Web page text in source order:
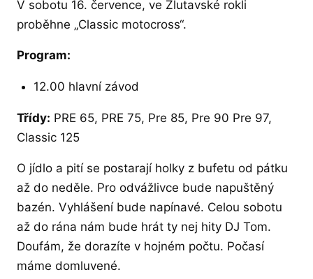
V sobotu 16. července, ve Žlutavské rokli
proběhne „Classic motocross“.
Program:
12.00 hlavní závod
Třídy: PRE 65, PRE 75, Pre 85, Pre 90 Pre 97,
Classic 125
O jídlo a pití se postarají holky z bufetu od pátku
až do neděle. Pro odvážlivce bude napuštěný
bazén. Vyhlášení bude napínavé. Celou sobotu
až do rána nám bude hrát ty nej hity DJ Tom.
Doufám, že dorazíte v hojném počtu. Počasí
máme domluvené.